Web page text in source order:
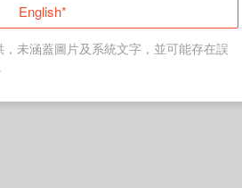
English*
未涵蓋圖片及系統文字，並可能存在誤